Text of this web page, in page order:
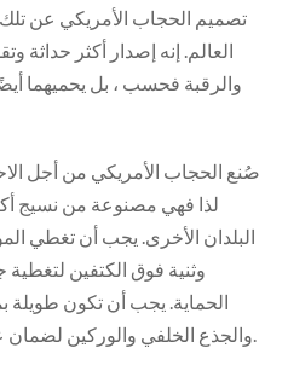
تصميم الحجاب الأمريكي عن
العالم. إنه إصدار أكثر حداثة
والرقبة فحسب ، بل يحميهما
صُنع الحجاب الأمريكي من أجل
لذا فهي مصنوعة من نسيج
البلدان الأخرى. يجب أن تغطي
وثنية فوق الكتفين
الحماية. يجب أن تكون طويلة
والجذع الخلفي والوركين لضمان عدم تعرض أي جزء من الجسم.